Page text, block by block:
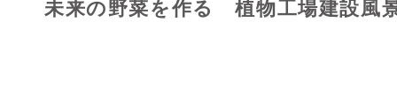
未来の野菜を作る 植物工場建設